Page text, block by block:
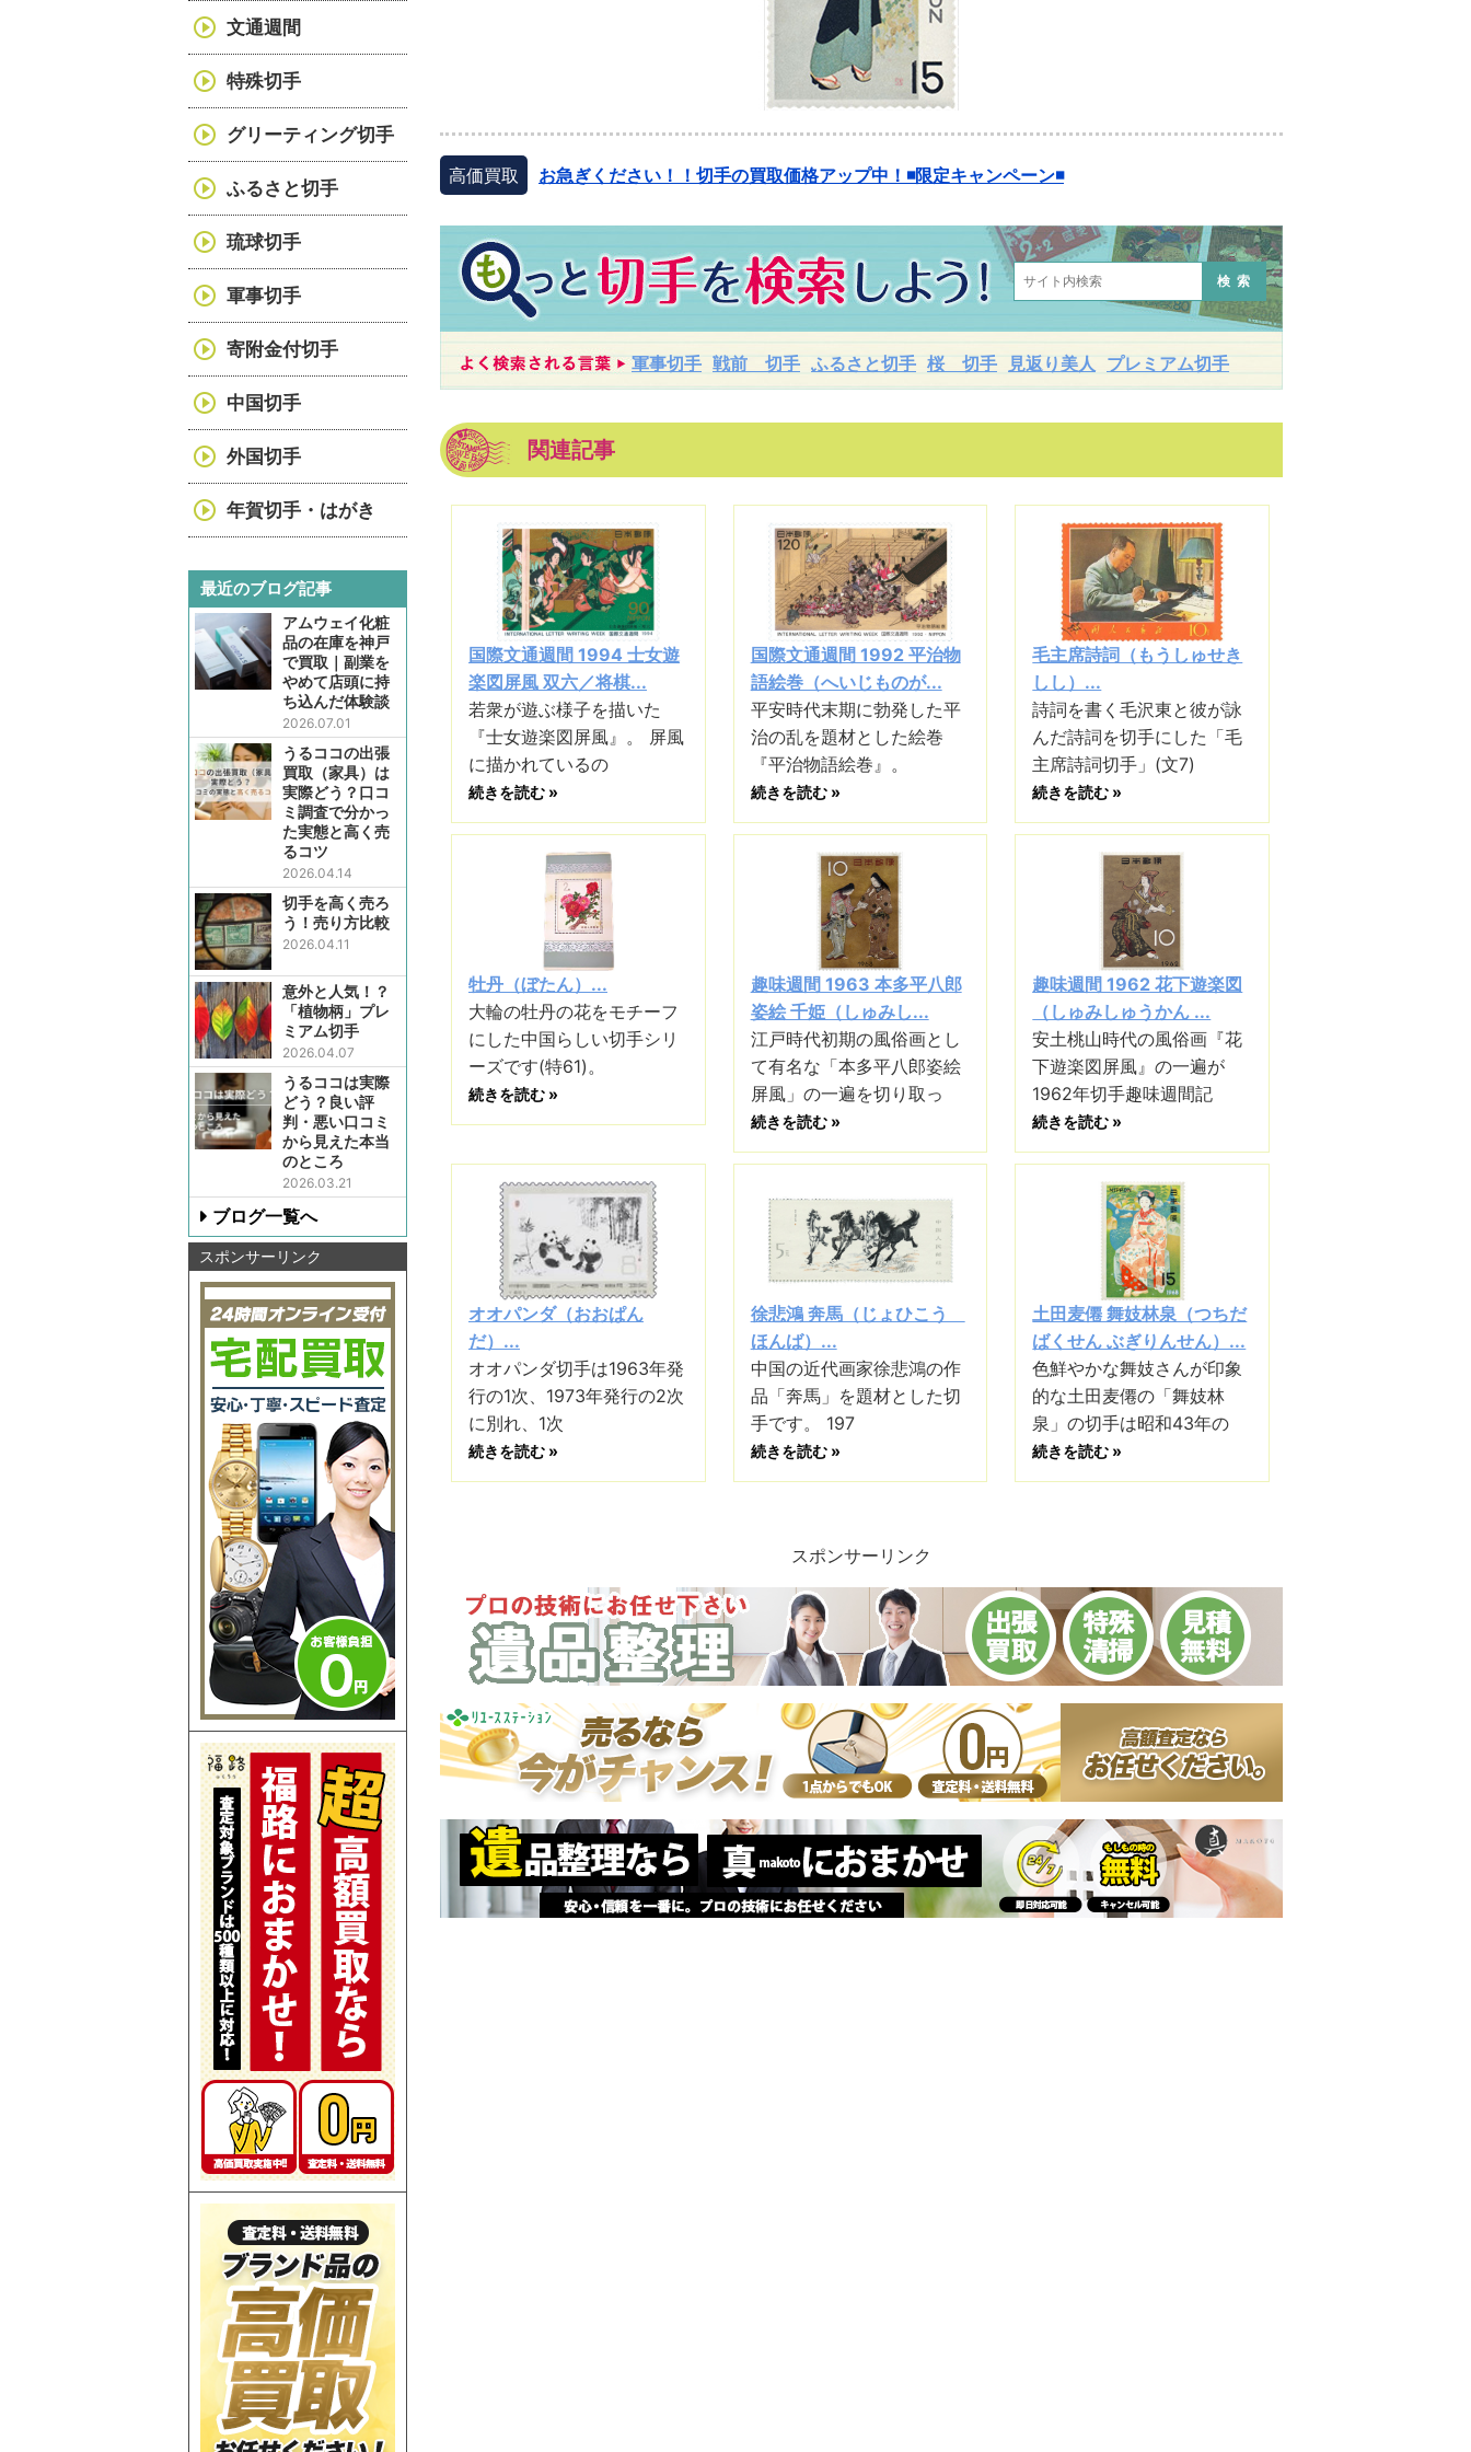
高価買取 お急ぎください！！切手の買取価格アップ中！◾️限定キャンペーン◾️
検索
軍事切手 戦前 切手 ふるさと切手 桜 切手 見返り美人 プレミアム切手
関連記事
国際文通週間 1994 士女遊
楽図屏風 双六／将棋...
若衆が遊ぶ様子を描いた
『士女遊楽図屏風』。 屏風
に描かれているの
続きを読む »
国際文通週間 1992 平治物
語絵巻（へいじものが...
平安時代末期に勃発した平
治の乱を題材とした絵巻
『平治物語絵巻』。
続きを読む »
毛主席詩詞（もうしゅせき
しし）...
詩詞を書く毛沢東と彼が詠
んだ詩詞を切手にした「毛
主席詩詞切手」(文7)
続きを読む »
牡丹（ぼたん）...
大輪の牡丹の花をモチーフ
にした中国らしい切手シリ
ーズです(特61)。
続きを読む »
趣味週間 1963 本多平八郎
姿絵 千姫（しゅみし...
江戸時代初期の風俗画とし
て有名な「本多平八郎姿絵
屏風」の一遍を切り取っ
続きを読む »
趣味週間 1962 花下遊楽図
（しゅみしゅうかん ...
安土桃山時代の風俗画『花
下遊楽図屏風』の一遍が
1962年切手趣味週間記
続きを読む »
オオパンダ（おおぱん
だ）...
オオパンダ切手は1963年発
行の1次、1973年発行の2次
に別れ、1次
続きを読む »
徐悲鴻 奔馬（じょひこう
ほんば）...
中国の近代画家徐悲鴻の作
品「奔馬」を題材とした切
手です。 197
続きを読む »
土田麦僊 舞妓林泉（つちだ
ばくせん ぶぎりんせん）...
色鮮やかな舞妓さんが印象
的な土田麦僊の「舞妓林
泉」の切手は昭和43年の
続きを読む »
スポンサーリンク
文通週間
特殊切手
グリーティング切手
ふるさと切手
琉球切手
軍事切手
寄附金付切手
中国切手
外国切手
年賀切手・はがき
最近のブログ記事
アムウェイ化粧
品の在庫を神戸
で買取｜副業を
やめて店頭に持
ち込んだ体験談
2026.07.01
うるココの出張
買取（家具）は
実際どう？口コ
ミ調査で分かっ
た実態と高く売
るコツ
2026.04.14
切手を高く売ろ
う！売り方比較
2026.04.11
意外と人気！？
「植物柄」プレ
ミアム切手
2026.04.07
うるココは実際
どう？良い評
判・悪い口コミ
から見えた本当
のところ
2026.03.21
ブログ一覧へ
スポンサーリンク